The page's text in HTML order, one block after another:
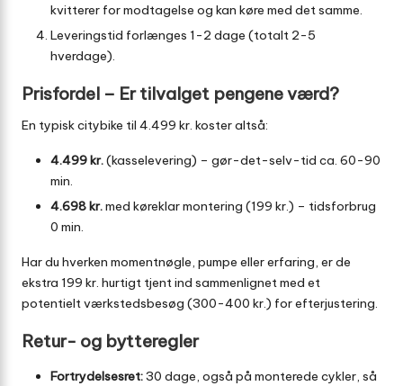
kvitterer for modtagelse og kan køre med det samme.
Leveringstid forlænges 1-2 dage (totalt 2-5
hverdage).
Prisfordel – Er tilvalget pengene værd?
En typisk citybike til 4.499 kr. koster altså:
4.499 kr.(kasselevering) – gør-det-selv-tid ca. 60-90
min.
4.698 kr.med køreklar montering (199 kr.) – tidsforbrug
0 min.
Har du hverken momentnøgle, pumpe eller erfaring, er de
ekstra 199 kr. hurtigt tjent ind sammenlignet med et
potentielt værkstedsbesøg (300-400 kr.) for efterjustering.
Retur- og bytteregler
Fortrydelsesret:30 dage, også på monterede cykler, så